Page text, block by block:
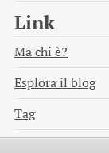
Link
Ma chi è?
Esplora il blog
Tag